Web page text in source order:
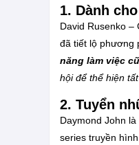
1. Dành
David Rusenko –
đã tiết lộ phương
năng làm việc
hội để thể hiện
2. Tuyển
Daymond John
series truyền